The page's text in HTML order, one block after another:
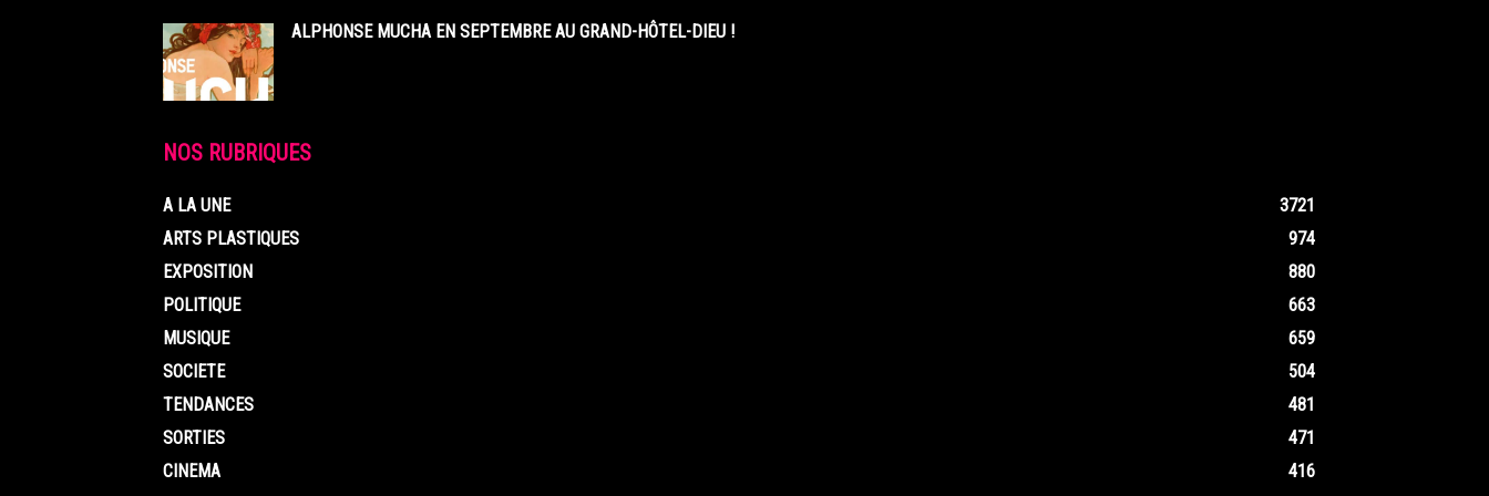
ALPHONSE MUCHA EN SEPTEMBRE AU GRAND-HÔTEL-DIEU !
NOS RUBRIQUES
A LA UNE
3721
ARTS PLASTIQUES
974
EXPOSITION
880
POLITIQUE
663
MUSIQUE
659
SOCIETE
504
TENDANCES
481
SORTIES
471
CINEMA
416